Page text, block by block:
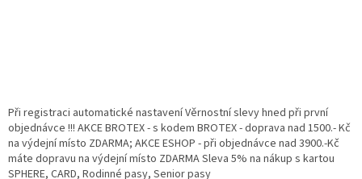
Při registraci automatické nastavení Věrnostní slevy hned při první
objednávce !!! AKCE BROTEX - s kodem BROTEX - doprava nad 1500.- Kč
na výdejní místo ZDARMA; AKCE ESHOP - při objednávce nad 3900.-Kč
máte dopravu na výdejní místo ZDARMA Sleva 5% na nákup s kartou
SPHERE, CARD, Rodinné pasy, Senior pasy